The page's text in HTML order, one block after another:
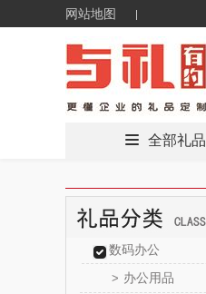
网站地图
全部礼品
数码办公
> 办公用品